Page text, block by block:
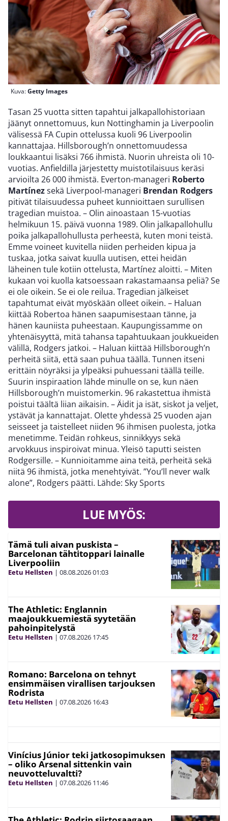
Kuva:Getty Images
Tasan 25 vuotta sitten tapahtui jalkapallohistoriaan
jäänyt onnettomuus, kun Nottinghamin ja Liverpoolin
välisessä FA Cupin ottelussa kuoli 96 Liverpoolin
kannattajaa. Hillsborough’n onnettomuudessa
loukkaantui lisäksi 766 ihmistä. Nuorin uhreista oli 10-
vuotias. Anfieldilla järjestetty muistotilaisuus keräsi
arvioilta 26 000 ihmistä. Everton-manageri Roberto
Martínezsekä Liverpool-manageri Brendan Rodgers
pitivät tilaisuudessa puheet kunnioittaen surullisen
tragedian muistoa. – Olin ainoastaan 15-vuotias
helmikuun 15. päivä vuonna 1989. Olin jalkapallohullu
poika jalkapallohullusta perheestä, kuten moni teistä.
Emme voineet kuvitella niiden perheiden kipua ja
tuskaa, jotka saivat kuulla uutisen, ettei heidän
läheinen tule kotiin ottelusta, Martínez aloitti. – Miten
kukaan voi kuolla katsoessaan rakastamaansa peliä? Se
ei ole oikein. Se ei ole reilua. Tragedian jälkeiset
tapahtumat eivät myöskään olleet oikein. – Haluan
kiittää Robertoa hänen saapumisestaan tänne, ja
hänen kauniista puheestaan. Kaupungissamme on
yhtenäisyyttä, mitä tahansa tapahtuukaan joukkueiden
välillä, Rodgers jatkoi. – Haluan kiittää Hillsborough’n
perheitä siitä, että saan puhua täällä. Tunnen itseni
erittäin nöyräksi ja ylpeäksi puhuessani täällä teille.
Suurin inspiraation lähde minulle on se, kun näen
Hillsborough’n muistomerkin. 96 rakastettua ihmistä
poistui täältä liian aikaisin. – Äidit ja isät, siskot ja veljet,
ystävät ja kannattajat. Olette yhdessä 25 vuoden ajan
seisseet ja taistelleet niiden 96 ihmisen puolesta, jotka
menetimme. Teidän rohkeus, sinnikkyys sekä
arvokkuus inspiroivat minua. Yleisö taputti seisten
Rodgersille. – Kunnioitamme aina teitä, perheitä sekä
niitä 96 ihmistä, jotka menehtyivät. ”You’ll never walk
alone”, Rodgers päätti. Lähde: Sky Sports
LUE MYÖS:
Tämä tuli aivan puskista –
Barcelonan tähtitoppari lainalle
Liverpooliin
Eetu Hellsten | 08.08.202601:03
The Athletic: Englannin
maajoukkuemiestä syytetään
pahoinpitelystä
Eetu Hellsten | 07.08.2026 17:45
Romano: Barcelona on tehnyt
ensimmäisen virallisen tarjouksen
Rodrista
Eetu Hellsten | 07.08.2026 16:43
Vinícius Júnior teki jatkosopimuksen
– oliko Arsenal sittenkin vain
neuvotteluvaltti?
Eetu Hellsten | 07.08.2026 11:46